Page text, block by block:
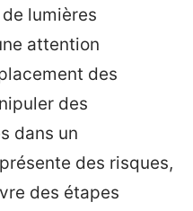
lumières
attention
des
des
dans un
des risques,
des étapes